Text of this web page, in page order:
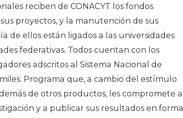
reciben de CONACYT los fondos
proyectos, y la manutención de sus
de ellos están ligados a las universidades
federativas. Todos cuentan con los
adscritos al Sistema Nacional de
Programa que, a cambio del estímulo
de otros productos, les compromete a
y a publicar sus resultados en forma